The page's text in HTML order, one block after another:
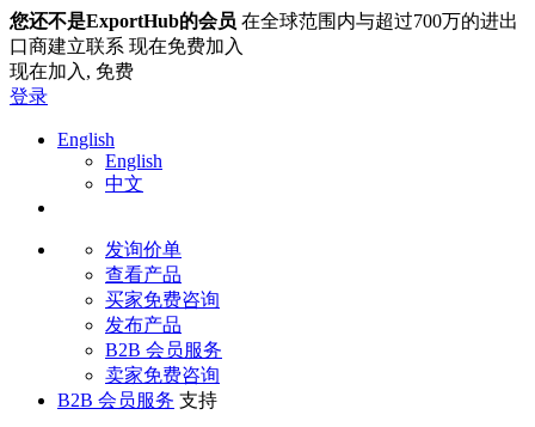
您还不是ExportHub的会员 在全球范围内与超过700万的进出
口商建立联系 现在免费加入
现在加入, 免费
登录
English
English
中文
发询价单
查看产品
买家免费咨询
发布产品
B2B 会员服务
卖家免费咨询
B2B 会员服务 支持